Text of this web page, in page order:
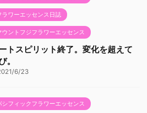
ラワーエッセンス日誌
ウントフジフラワーエッセンス
トスピリット終了。変化を超えて
。
6/23
シフィックフラワーエッセンス